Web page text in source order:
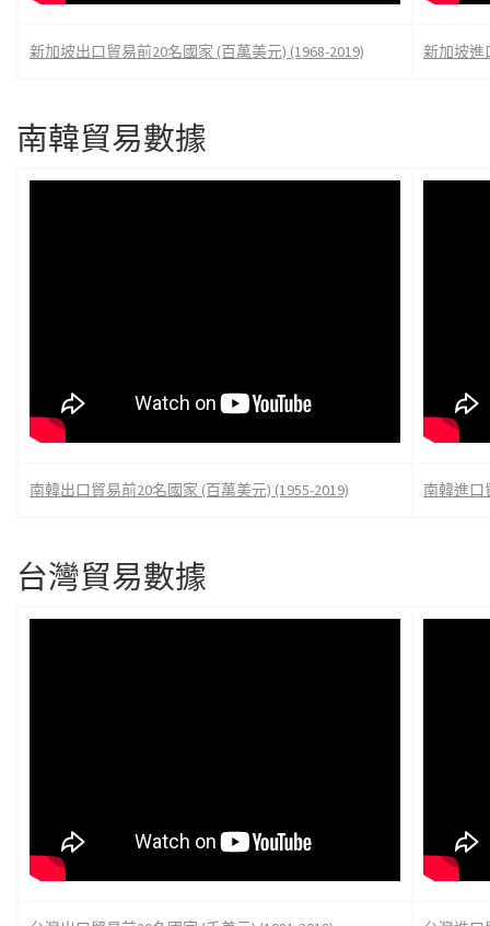
新加坡出口貿易前20名國家 (百萬美元) (1968-2019) 新加坡進
南韓貿易數據
南韓出口貿易前20名國家 (百萬美元) (1955-2019) 南韓進口
台灣貿易數據